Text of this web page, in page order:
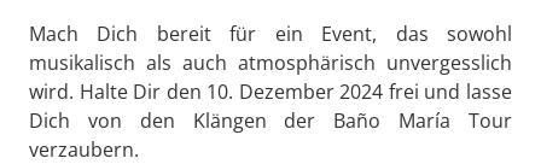
Mach Dich bereit für ein Event, das sowohl
musikalisch als auch atmosphärisch unvergesslich
wird. Halte Dir den 10. Dezember 2024 frei und lasse
Dich von den Klängen der Baño María Tour
verzaubern.